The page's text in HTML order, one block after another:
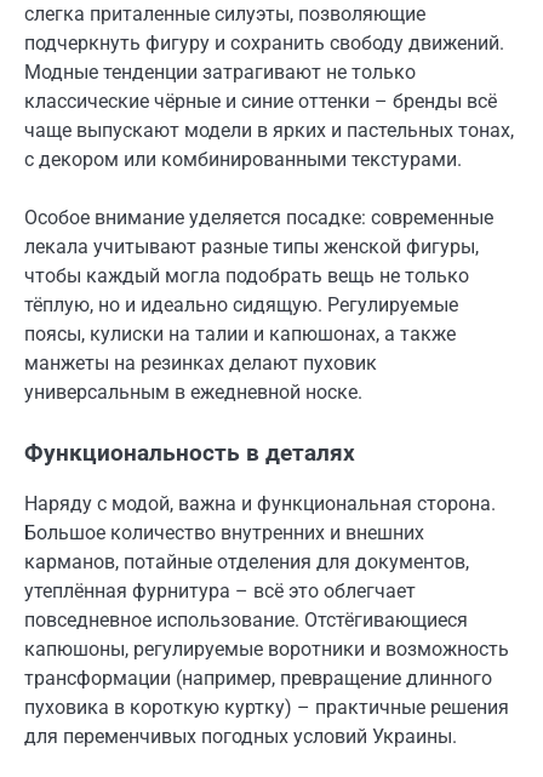
слегка приталенные силуэты, позволяющие
подчеркнуть фигуру и сохранить свободу движений.
Модные тенденции затрагивают не только
классические чёрные и синие оттенки – бренды всё
чаще выпускают модели в ярких и пастельных тонах,
с декором или комбинированными текстурами.
Особое внимание уделяется посадке: современные
лекала учитывают разные типы женской фигуры,
чтобы каждый могла подобрать вещь не только
тёплую, но и идеально сидящую. Регулируемые
поясы, кулиски на талии и капюшонах, а также
манжеты на резинках делают пуховик
универсальным в ежедневной носке.
Функциональность в деталях
Наряду с модой, важна и функциональная сторона.
Большое количество внутренних и внешних
карманов, потайные отделения для документов,
утеплённая фурнитура – всё это облегчает
повседневное использование. Отстёгивающиеся
капюшоны, регулируемые воротники и возможность
трансформации (например, превращение длинного
пуховика в короткую куртку) – практичные решения
для переменчивых погодных условий Украины.